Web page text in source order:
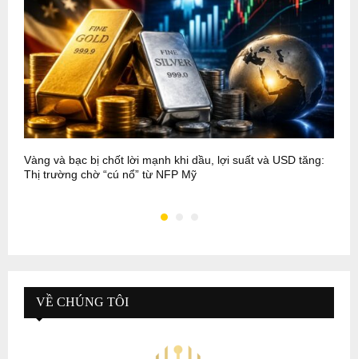
Vàng và bạc bị chốt lời mạnh khi dầu, lợi suất và USD tăng:
Thị trường chờ “cú nổ” từ NFP Mỹ
VỀ CHÚNG TÔI